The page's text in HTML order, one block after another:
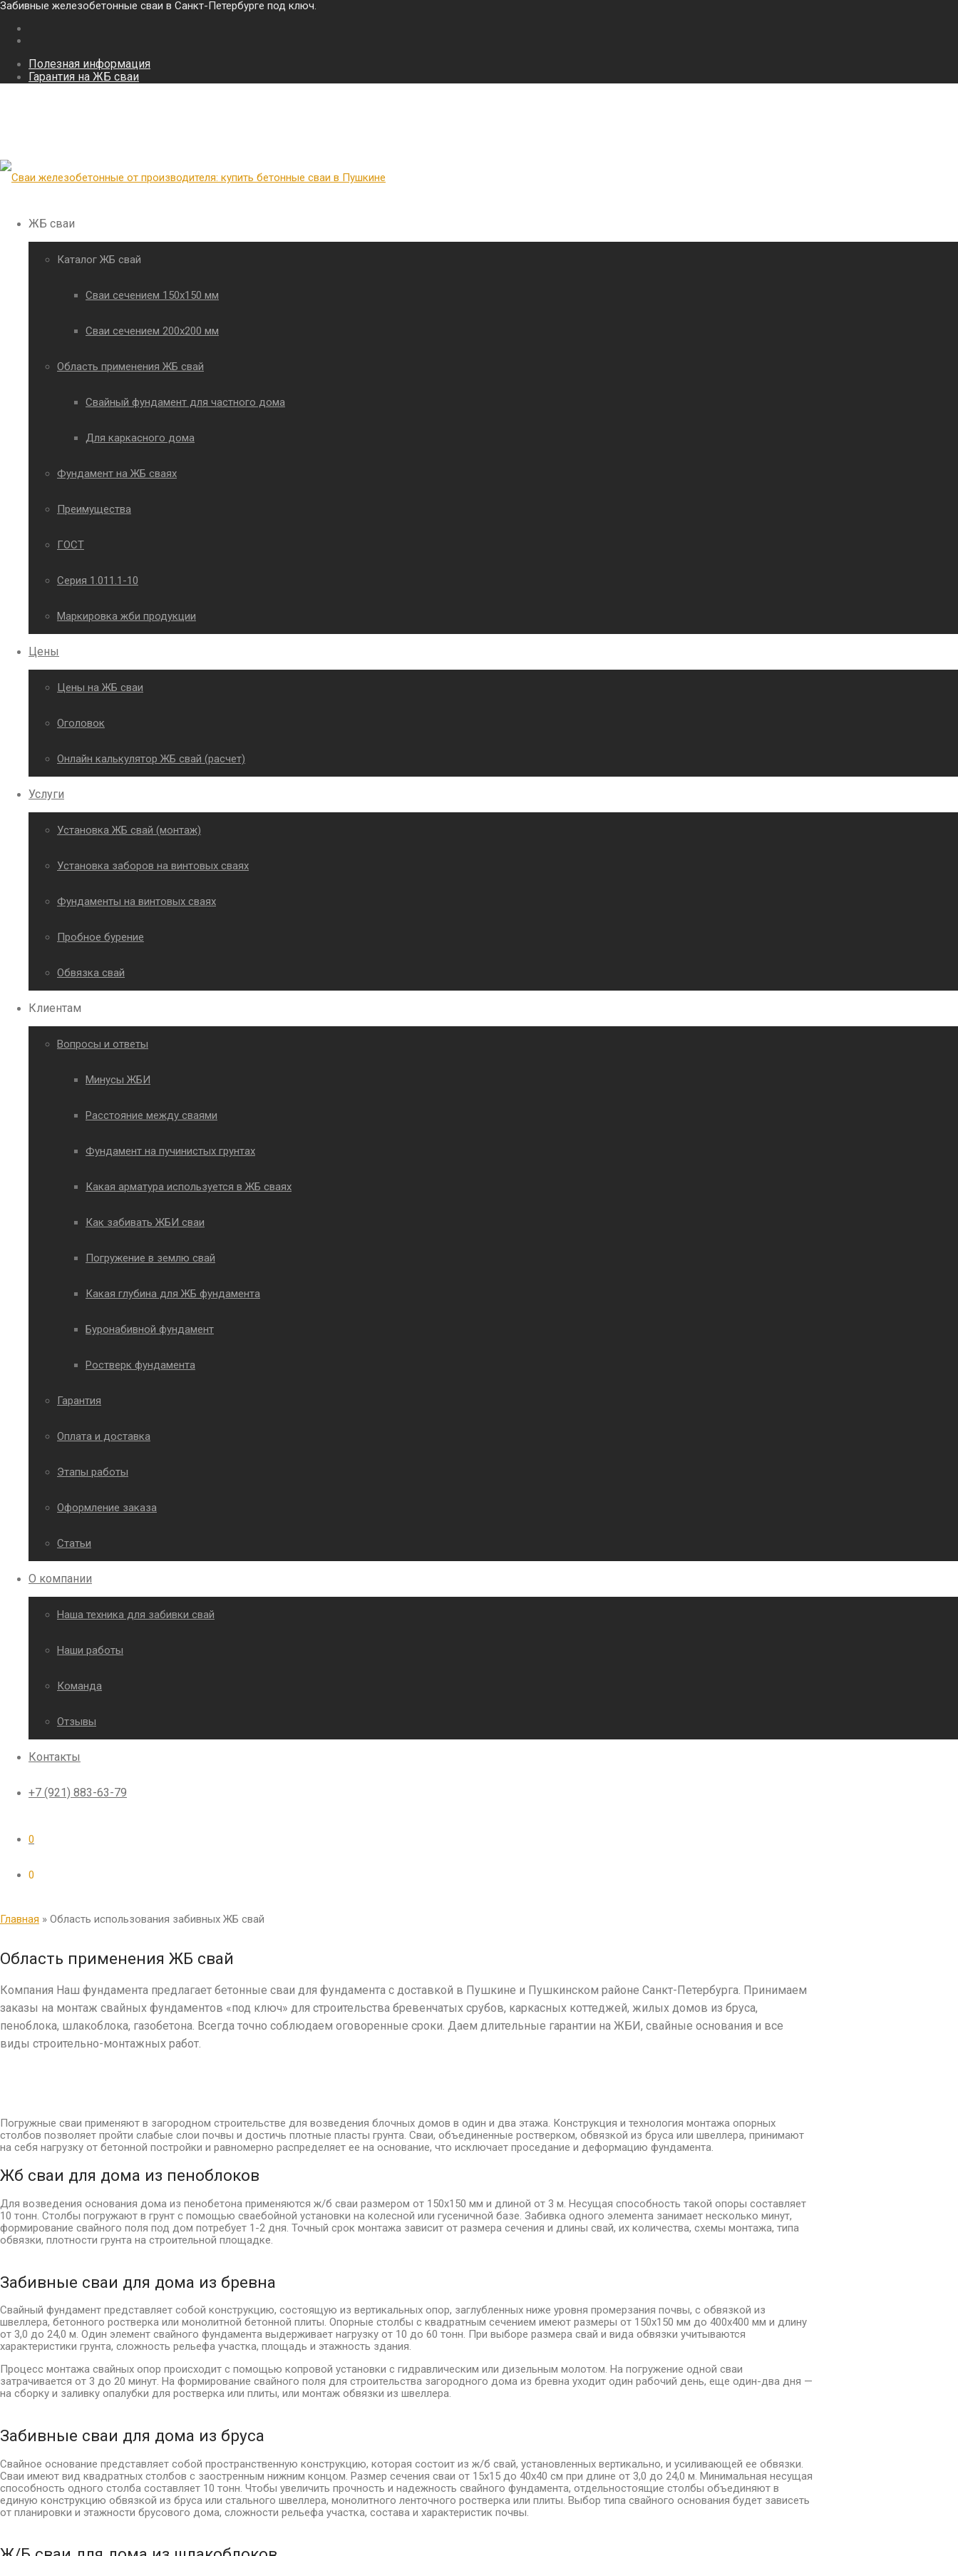
Забивные железобетонные сваи в Санкт-Петербурге под ключ.
Полезная информация
Гарантия на ЖБ сваи
ЖБ сваи
Каталог ЖБ свай
Сваи сечением 150х150 мм
Сваи сечением 200х200 мм
Область применения ЖБ свай
Свайный фундамент для частного дома
Для каркасного дома
Фундамент на ЖБ сваях
Преимущества
ГОСТ
Серия 1.011.1-10
Маркировка жби продукции
Цены
Цены на ЖБ сваи
Оголовок
Онлайн калькулятор ЖБ свай (расчет)
Услуги
Установка ЖБ свай (монтаж)
Установка заборов на винтовых сваях
Фундаменты на винтовых сваях
Пробное бурение
Обвязка свай
Клиентам
Вопросы и ответы
Минусы ЖБИ
Расстояние между сваями
Фундамент на пучинистых грунтах
Какая арматура используется в ЖБ сваях
Как забивать ЖБИ сваи
Погружение в землю свай
Какая глубина для ЖБ фундамента
Буронабивной фундамент
Ростверк фундамента
Гарантия
Оплата и доставка
Этапы работы
Оформление заказа
Статьи
О компании
Наша техника для забивки свай
Наши работы
Команда
Отзывы
Контакты
+7 (921) 883-63-79
0
0
Главная » Область использования забивных ЖБ свай
Область применения ЖБ свай
Компания Наш фундамента предлагает бетонные сваи для фундамента с доставкой в Пушкине и Пушкинском районе Санкт-Петербурга. Принимаем
заказы на монтаж свайных фундаментов «под ключ» для строительства бревенчатых срубов, каркасных коттеджей, жилых домов из бруса,
пеноблока, шлакоблока, газобетона. Всегда точно соблюдаем оговоренные сроки. Даем длительные гарантии на ЖБИ, свайные основания и все
виды строительно-монтажных работ.
Погружные сваи применяют в загородном строительстве для возведения блочных домов в один и два этажа. Конструкция и технология монтажа опорных
столбов позволяет пройти слабые слои почвы и достичь плотные пласты грунта. Сваи, объединенные ростверком, обвязкой из бруса или швеллера, принимают
на себя нагрузку от бетонной постройки и равномерно распределяет ее на основание, что исключает проседание и деформацию фундамента.
Жб сваи для дома из пеноблоков
Для возведения основания дома из пенобетона применяются ж/б сваи размером от 150х150 мм и длиной от 3 м. Несущая способность такой опоры составляет
10 тонн. Столбы погружают в грунт с помощью сваебойной установки на колесной или гусеничной базе. Забивка одного элемента занимает несколько минут,
формирование свайного поля под дом потребует 1-2 дня. Точный срок монтажа зависит от размера сечения и длины свай, их количества, схемы монтажа, типа
обвязки, плотности грунта на строительной площадке.
Забивные сваи для дома из бревна
Свайный фундамент представляет собой конструкцию, состоящую из вертикальных опор, заглубленных ниже уровня промерзания почвы, с обвязкой из
швеллера, бетонного ростверка или монолитной бетонной плиты. Опорные столбы с квадратным сечением имеют размеры от 150х150 мм до 400х400 мм и длину
от 3,0 до 24,0 м. Один элемент свайного фундамента выдерживает нагрузку от 10 до 60 тонн. При выборе размера свай и вида обвязки учитываются
характеристики грунта, сложность рельефа участка, площадь и этажность здания.
Процесс монтажа свайных опор происходит с помощью копровой установки с гидравлическим или дизельным молотом. На погружение одной сваи
затрачивается от 3 до 20 минут. На формирование свайного поля для строительства загородного дома из бревна уходит один рабочий день, еще один-два дня —
на сборку и заливку опалубки для ростверка или плиты, или монтаж обвязки из швеллера.
Забивные сваи для дома из бруса
Свайное основание представляет собой пространственную конструкцию, которая состоит из ж/б свай, установленных вертикально, и усиливающей ее обвязки.
Сваи имеют вид квадратных столбов с заостренным нижним концом. Размер сечения сваи от 15х15 до 40х40 см при длине от 3,0 до 24,0 м. Минимальная несущая
способность одного столба составляет 10 тонн. Чтобы увеличить прочность и надежность свайного фундамента, отдельностоящие столбы объединяют в
единую конструкцию обвязкой из бруса или стального швеллера, монолитного ленточного ростверка или плиты. Выбор типа свайного основания будет зависеть
от планировки и этажности брусового дома, сложности рельефа участка, состава и характеристик почвы.